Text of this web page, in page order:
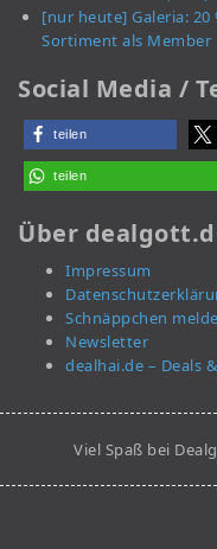
[nur heute] Galeria:
Sortiment als Member
Social Media /
teilen
teilen
Über
Impressum
Schnäppchen
Newsletter
dealhai.de – Deals
Viel Spaß bei